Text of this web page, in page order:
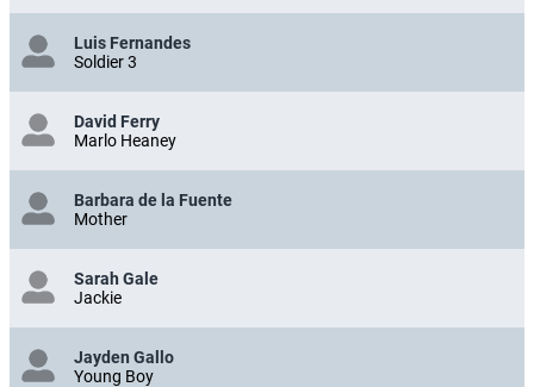
Luis Fernandes
Soldier 3
David Ferry
Marlo Heaney
Barbara de la Fuente
Mother
Sarah Gale
Jackie
Jayden Gallo
Young Boy